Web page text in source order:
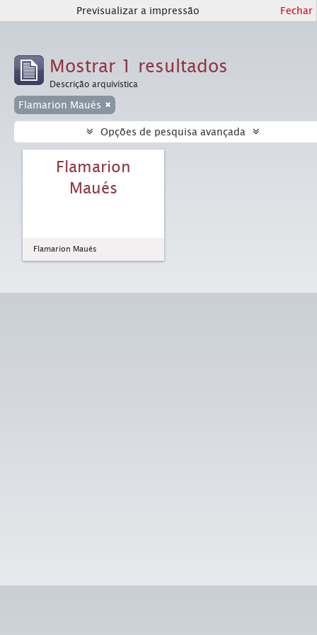
Previsualizar a impressão Fechar
Mostrar 1 resultados
Descrição arquivística
Flamarion Maués
Opções de pesquisa avançada
Flamarion
Maués
Flamarion Maués